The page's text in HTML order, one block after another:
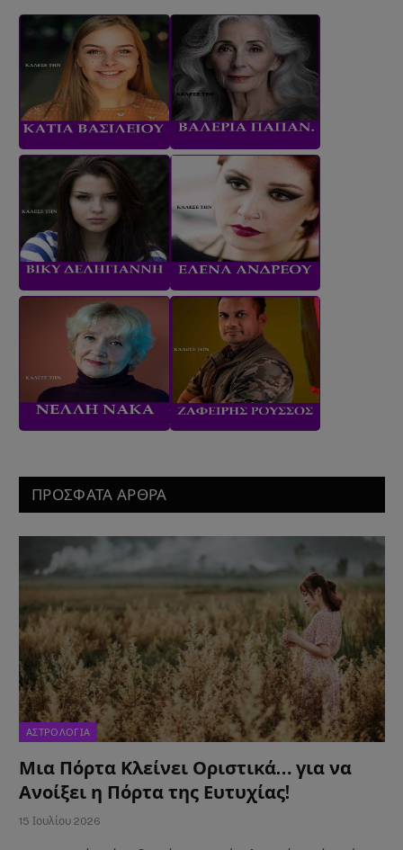
ΠΡΟΣΦΑΤΑ ΑΡΘΡΑ
ΑΣΤΡΟΛΟΓΙΑ
Μια Πόρτα Κλείνει Οριστικά… για να
Ανοίξει η Πόρτα της Ευτυχίας!
15 Ιουλίου 2026